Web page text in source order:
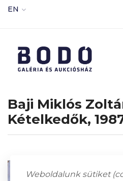
EN
Baji Miklós
Kételkedők,
Weboldalunk sütiket